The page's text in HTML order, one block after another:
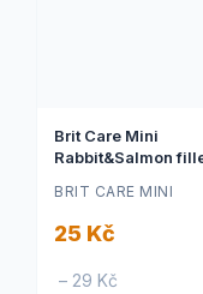
Brit Care Mini
Rabbit&Salmon
BRIT CARE MINI
25 Kč
– 29 Kč